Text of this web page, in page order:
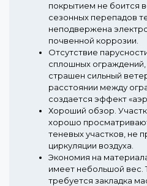
покрытием не боится
сезонных перепадов
неподвержена
почвенной коррозии.
Отсутствие
сплошных
страшен сильный
расстоянии между
создается эффект
Хороший обзор.
хорошо
теневых участков, не
циркуляции воздуха.
Экономия на
имеет небольшой вес.
требуется закладка